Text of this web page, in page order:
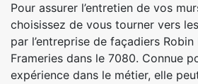
Pour assurer l’entretien de vos
choisissez de vous tourner vers
par l’entreprise de façadiers
Frameries dans le 7080. Connue
expérience dans le métier, elle